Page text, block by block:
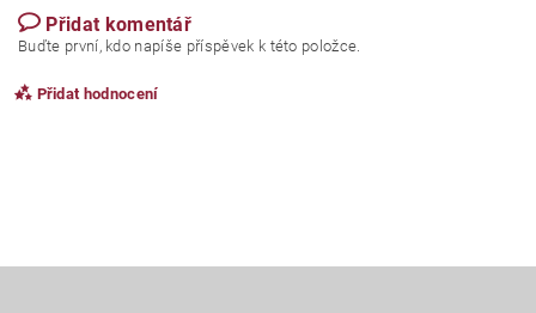
Přidat komentář
Buďte první, kdo napíše příspěvek k této položce.
Přidat hodnocení